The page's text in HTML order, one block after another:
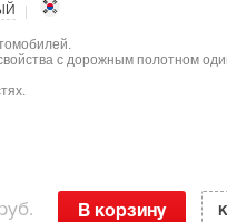
с дорожным полотном
В корзину